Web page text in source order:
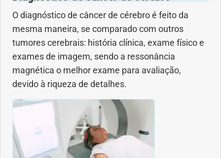
O diagnóstico de câncer de cérebro é feito da
mesma maneira, se comparado com outros
tumores cerebrais: história clínica, exame físico e
exames de imagem, sendo a ressonância
magnética o melhor exame para avaliação,
devido à riqueza de detalhes.